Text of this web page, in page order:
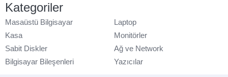
Kategoriler
Masaüstü Bilgisayar
Laptop
Kasa
Monitörler
Sabit Diskler
Ağ ve Network
Bilgisayar Bileşenleri
Yazıcılar